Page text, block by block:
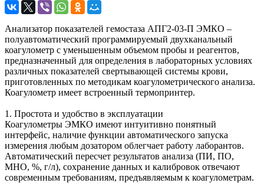
Анализатор показателей гемостаза АПГ2-03-П ЭМКО –
полуавтоматический программируемый двухканальный
коагулометр с уменьшенным объемом пробы и реагентов,
предназначенный для определения в лабораторных условиях
различных показателей свертывающей системы крови,
приготовленных по методикам коагулометрического анализа.
Коагулометр имеет встроенный термопринтер.
1. Простота и удобство в эксплуатации
Коагулометры ЭМКО имеют интуитивно понятный
интерфейс, наличие функции автоматического запуска
измерения любым дозатором облегчает работу лаборантов.
Автоматический пересчет результатов анализа (ПИ, ПО,
МНО, %, г/л), сохранение данных и калибровок отвечают
современным требованиям, предъявляемым к коагулометрам.